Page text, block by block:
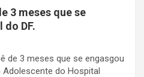
3 meses que se
DF.
de 3 meses que se engasgou
Adolescente do Hospital